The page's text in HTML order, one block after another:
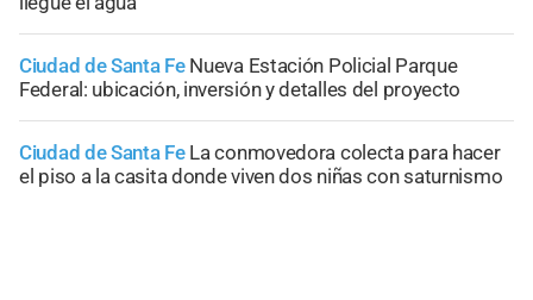
Ciudad de Santa Fe Nueva Estación Policial Parque
Federal: ubicación, inversión y detalles del proyecto
Ciudad de Santa Fe La conmovedora colecta para hacer
el piso a la casita donde viven dos niñas con saturnismo